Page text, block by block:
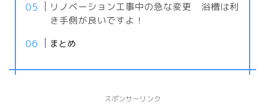
リノベーション工事中の急な変更 浴槽は利
き手側が良いですよ！
まとめ
スポンサーリンク